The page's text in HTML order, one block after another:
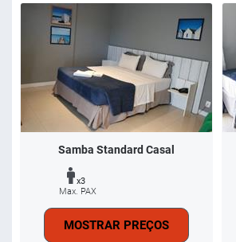
Samba Standard Casal
x3
Max. PAX
MOSTRAR PREÇOS